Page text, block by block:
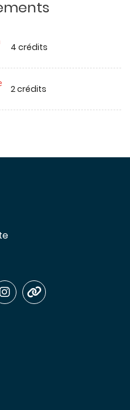
4 crédits
2 crédits